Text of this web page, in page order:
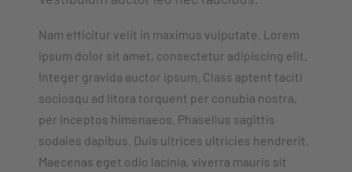
Nam efficitur velit in maximus vulputate. Lorem
ipsum dolor sit amet, consectetur adipiscing elit.
Integer gravida auctor ipsum. Class aptent taciti
sociosqu ad litora torquent per conubia nostra,
per inceptos himenaeos. Phasellus sagittis
sodales dapibus. Duis ultrices ultricies hendrerit.
Maecenas eget odio lacinia, viverra mauris sit